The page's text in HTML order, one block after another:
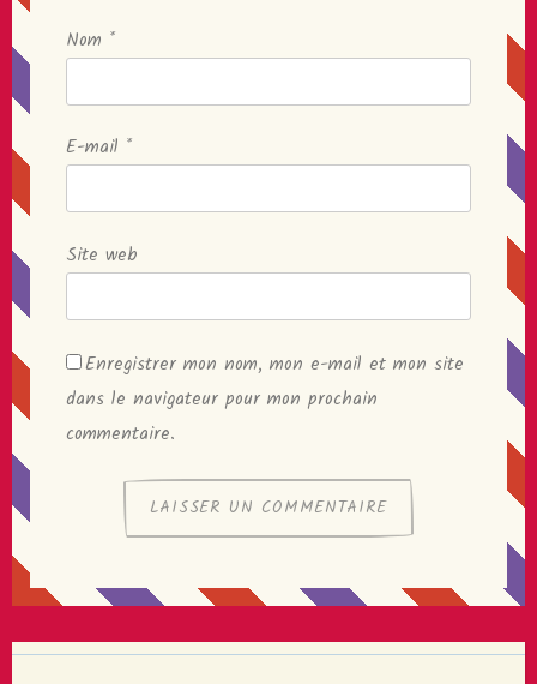
Nom *
E-mail *
Site web
Enregistrer mon nom, mon e-mail et mon site
dans le navigateur pour mon prochain
commentaire.